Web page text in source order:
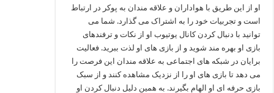
او از این طریق با هواداران و علاقه‌ مندان به پوکر در ارتباط
است و تجربیات خود را به اشتراک می‌ گذارد. شما می‌
توانید با دنبال کردن کانال یوتیوب او از نکات و ترفندهای
بازی او بهره‌ مند شوید و از بازی‌ های او لذت ببرید. فعالیت
برایان در شبکه‌ های اجتماعی به علاقه‌ مندان این فرصت را
می‌ دهد تا بازی‌ های او را از نزدیک مشاهده کنند و از سبک
بازی حرفه‌ ای او الهام بگیرند. به همین دلیل دنبال کردن او